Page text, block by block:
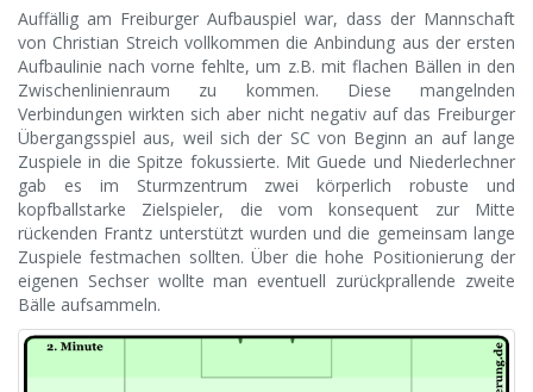
Auffällig am Freiburger Aufbauspiel war, dass der Mannschaft
von Christian Streich vollkommen die Anbindung aus der ersten
Aufbaulinie nach vorne fehlte, um z.B. mit flachen Bällen in den
Zwischenlinienraum zu kommen. Diese mangelnden
Verbindungen wirkten sich aber nicht negativ auf das Freiburger
Übergangsspiel aus, weil sich der SC von Beginn an auf lange
Zuspiele in die Spitze fokussierte. Mit Guede und Niederlechner
gab es im Sturmzentrum zwei körperlich robuste und
kopfballstarke Zielspieler, die vom konsequent zur Mitte
rückenden Frantz unterstützt wurden und die gemeinsam lange
Zuspiele festmachen sollten. Über die hohe Positionierung der
eigenen Sechser wollte man eventuell zurückprallende zweite
Bälle aufsammeln.